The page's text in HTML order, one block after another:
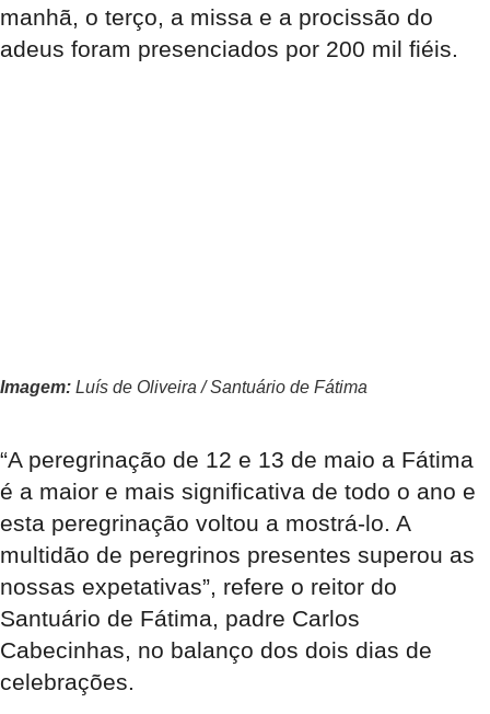
manhã, o terço, a missa e a procissão do
adeus foram presenciados por 200 mil fiéis.
Imagem: Luís de Oliveira / Santuário de Fátima
“A peregrinação de 12 e 13 de maio a Fátima
é a maior e mais significativa de todo o ano e
esta peregrinação voltou a mostrá-lo. A
multidão de peregrinos presentes superou as
nossas expetativas”, refere o reitor do
Santuário de Fátima, padre Carlos
Cabecinhas, no balanço dos dois dias de
celebrações.